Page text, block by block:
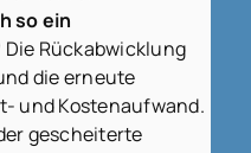
so ein
Die Rückabwicklung
die erneute
und Kostenaufwand.
gescheiterte